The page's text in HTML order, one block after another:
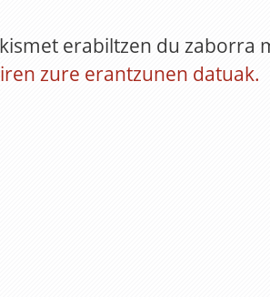
erabiltzen du zaborra
zure erantzunen datuak.